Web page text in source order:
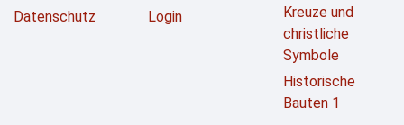
Datenschutz
Login
Kreuze und
christliche
Symbole
Historische
Bauten 1